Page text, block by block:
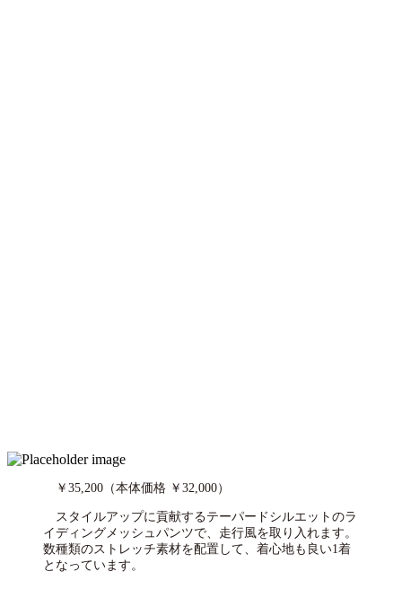
￥35,200（本体価格 ￥32,000）
スタイルアップに貢献するテーパードシルエットのラ
イディングメッシュパンツで、走行風を取り入れます。
数種類のストレッチ素材を配置して、着心地も良い1着
となっています。